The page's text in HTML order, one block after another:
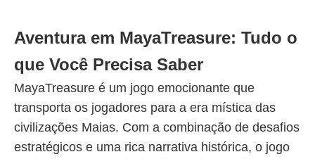
Aventura em MayaTreasure: Tudo o
que Você Precisa Saber
MayaTreasure é um jogo emocionante que
transporta os jogadores para a era mística das
civilizações Maias. Com a combinação de desafios
estratégicos e uma rica narrativa histórica, o jogo